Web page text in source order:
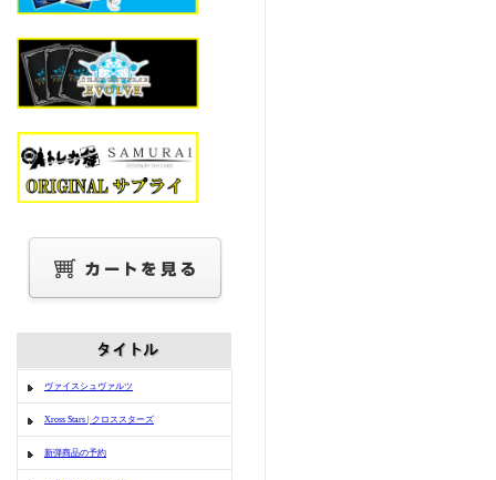
ヴァイスシュヴァルツ
Xross Stars | クロススターズ
新弾商品の予約